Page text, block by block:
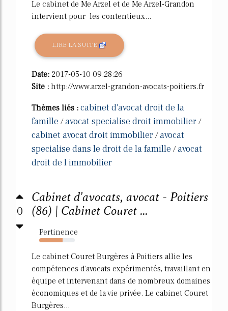
Le cabinet de Me Arzel et de Me Arzel-Grandon
intervient pour les contentieux...
LIRE LA SUITE
Date: 2017-05-10 09:28:26
Site : http://www.arzel-grandon-avocats-poitiers.fr
Thèmes liés : cabinet d'avocat droit de la
famille /avocat specialise droit immobilier /
cabinet avocat droit immobilier /avocat
specialise dans le droit de la famille /avocat
droit de l immobilier
0
Cabinet d'avocats, avocat - Poitiers
(86) | Cabinet Couret ...
Pertinence
66%
Le cabinet Couret Burgères à Poitiers allie les
compétences d'avocats expérimentés, travaillant en
équipe et intervenant dans de nombreux domaines
économiques et de la vie privée. Le cabinet Couret
Burgères...